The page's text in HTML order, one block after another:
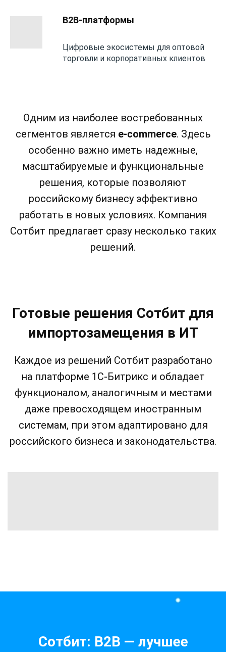
B2B-платформы
Цифровые экосистемы для оптовой
торговли и корпоративных клиентов
Одним из наиболее востребованных
сегментов является e-commerce. Здесь
особенно важно иметь надежные,
масштабируемые и функциональные
решения, которые позволяют
российскому бизнесу эффективно
работать в новых условиях. Компания
Сотбит предлагает сразу несколько таких
решений.
Готовые решения Сотбит для
импортозамещения в ИТ
Каждое из решений Сотбит разработано
на платформе 1С-Битрикс и обладает
функционалом, аналогичным и местами
даже превосходящем иностранным
системам, при этом адаптировано для
российского бизнеса и законодательства.
Сотбит: B2B — лучшее